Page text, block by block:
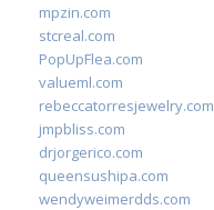
mpzin.com
stcreal.com
PopUpFlea.com
valueml.com
rebeccatorresjewelry.com
jmpbliss.com
drjorgerico.com
queensushipa.com
wendyweimerdds.com